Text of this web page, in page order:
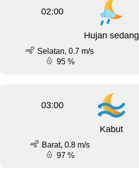
02:00
Hujan sedang
Selatan, 0.7 m/s
95 %
03:00
Kabut
Barat, 0.8 m/s
97 %